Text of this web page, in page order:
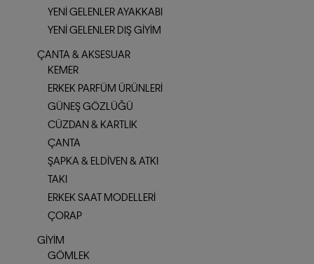
YENI GELENLER AYAKKABI
YENI GELENLER DIŞ GIYIM
ÇANTA & AKSESUAR
KEMER
ERKEK PARFÜM ÜRÜNLERI
GÜNEŞ GÖZLÜĞÜ
CÜZDAN & KARTLIK
ÇANTA
ŞAPKA & ELDIVEN & ATKI
TAKI
ERKEK SAAT MODELLERI
ÇORAP
GIYIM
GÖMLEK